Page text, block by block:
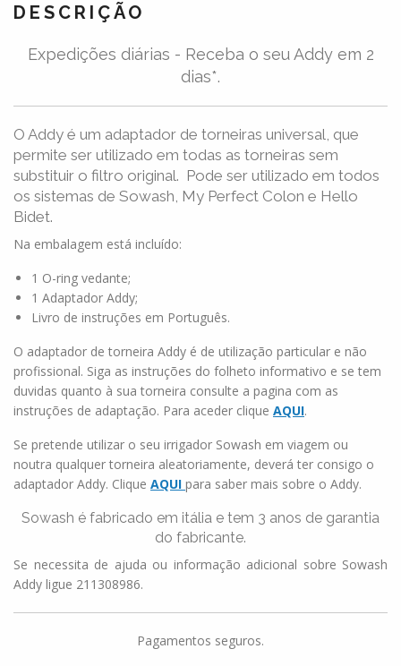
DESCRIÇÃO
Expedições diárias - Receba o seu Addy em 2
dias*.
O Addy é um adaptador de torneiras universal, que
permite ser utilizado em todas as torneiras sem
substituir o filtro original. Pode ser utilizado em todos
os sistemas de Sowash, My Perfect Colon e Hello
Bidet.
Na embalagem está incluído:
1 O-ring vedante;
1 Adaptador Addy;
Livro de instruções em Português.
O adaptador de torneira Addy é de utilização particular e não
profissional. Siga as instruções do folheto informativo e se tem
duvidas quanto à sua torneira consulte a pagina com as
instruções de adaptação. Para aceder clique AQUI.
Se pretende utilizar o seu irrigador Sowash em viagem ou
noutra qualquer torneira aleatoriamente, deverá ter consigo o
adaptador Addy. Clique AQUI para saber mais sobre o Addy.
Sowash é fabricado em itália e tem 3 anos de garantia
do fabricante.
Se necessita de ajuda ou informação adicional sobre Sowash
Addy ligue 211308986.
Pagamentos seguros.